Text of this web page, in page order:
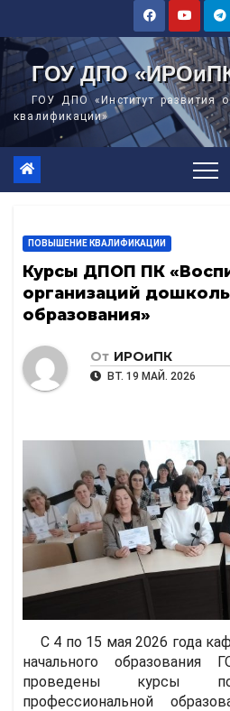
содержимому
ГОУ ДПО
ГОУ ДПО «Институт развития
квалификации»
ПОВЫШЕНИЕ КВАЛИФИКАЦИИ
Курсы ДПОП ПК
организаций
образования»
От ИРОиПК
ВТ. 19 МАЙ. 2026
С 4 по 15 мая 2026 года
начального
проведены курсы по
профессиональной